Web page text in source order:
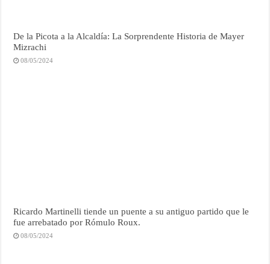
De la Picota a la Alcaldía: La Sorprendente Historia de Mayer
Mizrachi
08/05/2024
Ricardo Martinelli tiende un puente a su antiguo partido que le
fue arrebatado por Rómulo Roux.
08/05/2024